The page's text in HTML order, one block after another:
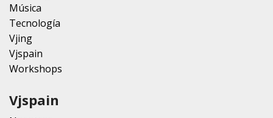
Música
Tecnología
Vjing
Vjspain
Workshops
Vjspain